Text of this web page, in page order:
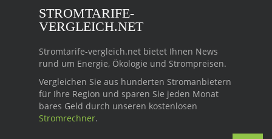
STROMTARIFE-
VERGLEICH.NET
Stromtarife-vergleich.net bietet Ihnen News
rund um Energie, Ökologie und Strompreisen.
Vergleichen Sie aus hunderten Stromanbietern
für Ihre Region und sparen Sie jeden Monat
bares Geld durch unseren kostenlosen
Stromrechner.